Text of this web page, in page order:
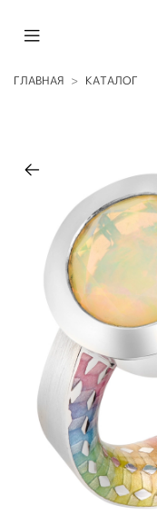
ГЛАВНАЯ КАТАЛОГ